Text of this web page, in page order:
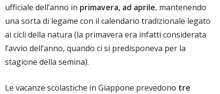
ufficiale dell’anno in primavera, ad aprile, mantenendo
una sorta di legame con il calendario tradizionale legato
ai cicli della natura (la primavera era infatti considerata
l’avvio dell’anno, quando ci si predisponeva per la
stagione della semina).
Le vacanze scolastiche in Giappone prevedono tre